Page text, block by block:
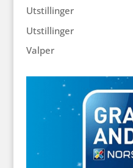
Utstillinger
Utstillinger
Valper